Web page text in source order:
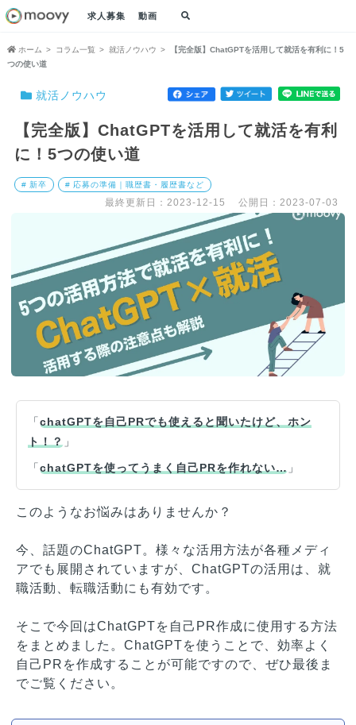
求人募集 動画
ホーム コラム一覧 就活ノウハウ
【完全版】ChatGPTを活用して就活を有利に！5
つの使い道
就活ノウハウ
【完全版】ChatGPTを活用して就活を有利
に！5つの使い道
# 新卒 # 応募の準備｜職歴書・履歴書など
最終更新日：2023-12-15 公開日：2023-07-03
「chatGPTを自己PRでも使えると聞いたけど、ホン
ト！？ 」
「chatGPTを使ってうまく自己PRを作れない… 」
このようなお悩みはありませんか？
今、話題のChatGPT。様々な活用方法が各種メディ
アでも展開されていますが、ChatGPTの活用は、就
職活動、転職活動にも有効です。
そこで今回はChatGPTを自己PR作成に使用する方法
をまとめました。ChatGPTを使うことで、効率よく
自己PRを作成することが可能ですので、ぜひ最後ま
でご覧ください。